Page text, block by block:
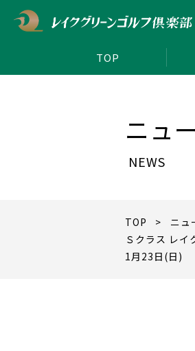
TOP
ニュ
NEWS
TOP > ニュ
Ｓクラス レイ
1月23日(日)